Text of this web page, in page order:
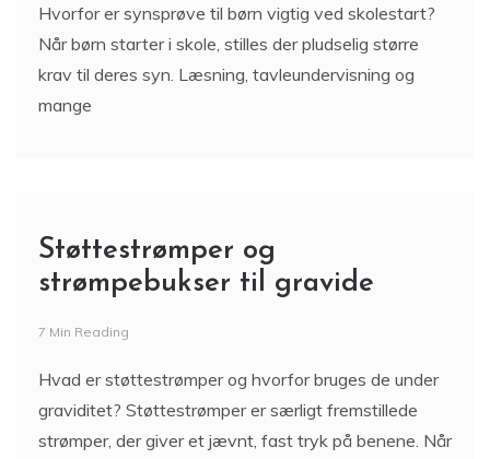
Hvorfor er synsprøve til børn vigtig ved skolestart?
Når børn starter i skole, stilles der pludselig større
krav til deres syn. Læsning, tavleundervisning og
mange
Støttestrømper og
strømpebukser til gravide
7 Min Reading
Hvad er støttestrømper og hvorfor bruges de under
graviditet? Støttestrømper er særligt fremstillede
strømper, der giver et jævnt, fast tryk på benene. Når